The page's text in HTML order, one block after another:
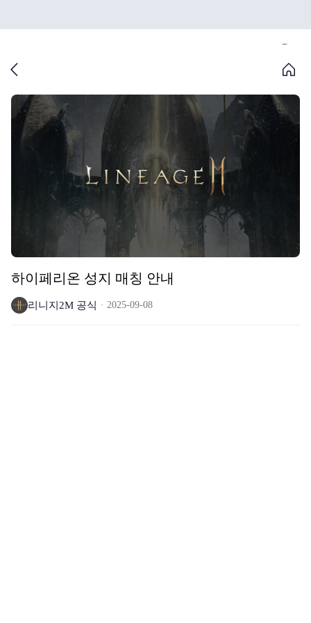
하이페리온 성지 매칭 안내
리니지2M 공식 2025-09-08